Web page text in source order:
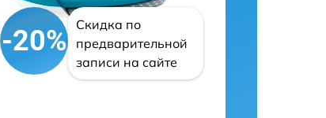
-20%
Скидка по
предварительной
записи на сайте